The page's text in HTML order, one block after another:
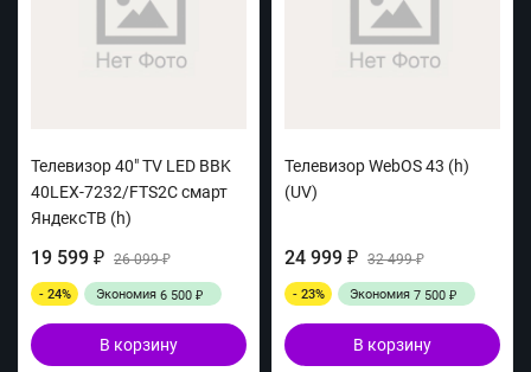
Телевизор 40" TV LED BBK
40LEX-7232/FTS2C смарт
ЯндексТВ (h)
19 599 ₽ 26 099₽
- 24% Экономия 6 500 ₽
В корзину
Телевизор WebOS 43 (h)
(UV)
24 999 ₽ 32 499₽
- 23% Экономия 7 500 ₽
В корзину